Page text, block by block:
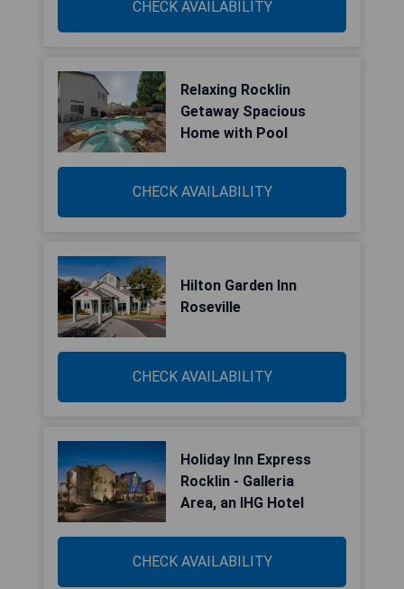
CHECK AVAILABILITY
Relaxing Rocklin
Getaway Spacious
Home with Pool
CHECK AVAILABILITY
Hilton Garden Inn
Roseville
CHECK AVAILABILITY
Holiday Inn Express
Rocklin - Galleria
Area, an IHG Hotel
CHECK AVAILABILITY